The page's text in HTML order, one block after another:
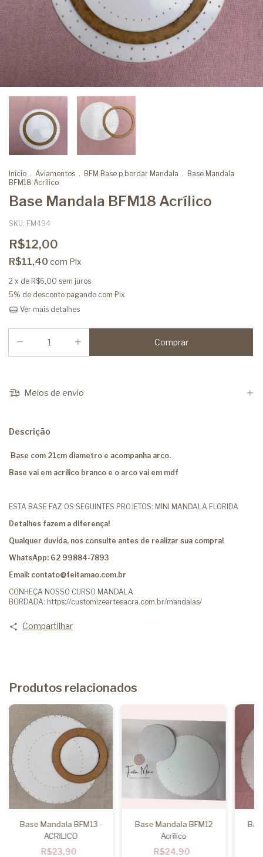
Início . Aviamentos . BFM Base p bordar Mandala . Base Mandala
BFM18 Acrílico
Base Mandala BFM18 Acrílico
SKU: FM494
R$12,00
R$11,40 com Pix
2 x de R$6,00 sem juros
5% de desconto pagando com Pix
Ver mais detalhes
Meios de envio
Descrição
Base com 21cm diametro e acompanha arco.
Base vai em acrilico branco e o arco vai em mdf
ESTA BASE FAZ OS SEGUINTES PROJETOS: MINI MANDALA FLORIDA
Detalhes fazem a diferença!
Qualquer duvida, nos consulte antes de realizar sua compra!
WhatsApp: 62 99884-7893
Email: contato@feitamao.com.br
CONHEÇA NOSSO CURSO MANDALA
BORDADA: https://customizeartesacra.com.br/mandalas/
Compartilhar
Produtos relacionados
Base Mandala BFM13 -
ACRILICO
R$23,90
Base Mandala BFM12
Acrílico
R$24,90